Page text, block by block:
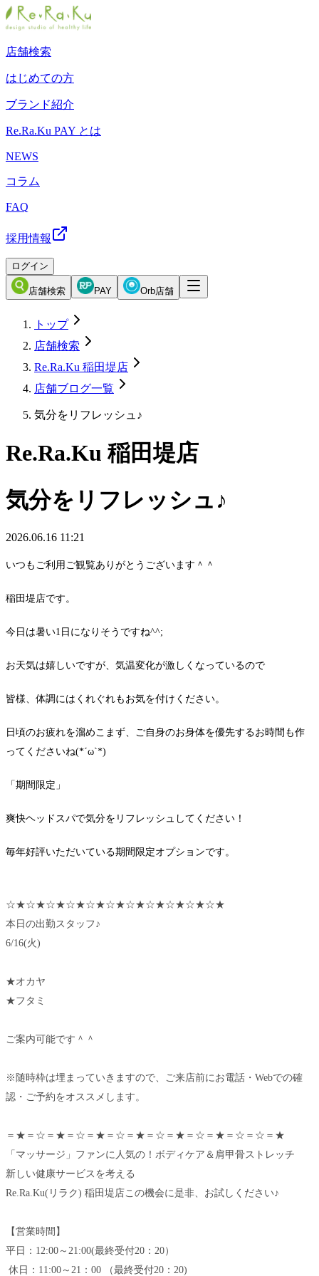
店舗検索
はじめての方
ブランド紹介
Re.Ra.Ku PAY とは
NEWS
コラム
FAQ
採用情報
ログイン
店舗検索 PAY Orb店舗
トップ
店舗検索
Re.Ra.Ku 稲田堤店
店舗ブログ一覧
気分をリフレッシュ♪
Re.Ra.Ku 稲田堤店
気分をリフレッシュ♪
2026.06.16 11:21
いつもご利用ご観覧ありがとうございます＾＾
稲田堤店です。
今日は暑い1日になりそうですね^^;
お天気は嬉しいですが、気温変化が激しくなっているので
皆様、体調にはくれぐれもお気を付けください。
日頃のお疲れを溜めこまず、ご自身のお身体を優先するお時間も作
ってくださいね(*´ω`*)
「期間限定」
爽快ヘッドスパで気分をリフレッシュしてください！
毎年好評いただいている期間限定オプションです。
☆★☆★☆★☆★☆★☆★☆★☆★☆★☆★☆★
本日の出勤スタッフ♪
6/16(火)
★オカヤ
★フタミ
ご案内可能です＾＾
※随時枠は埋まっていきますので、ご来店前にお電話・Webでの確
認・ご予約をオススメします。
＝★＝☆＝★＝☆＝★＝☆＝★＝☆＝★＝☆＝★＝☆＝☆＝★
「マッサージ」ファンに人気の！ボディケア＆肩甲骨ストレッチ
新しい健康サービスを考える
Re.Ra.Ku(リラク) 稲田堤店この機会に是非、お試しください♪
【営業時間】
平日：12:00～21:00(最終受付20：20）
休日：11:00～21：00 （最終受付20：20)